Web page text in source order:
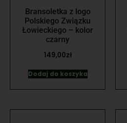
Bransoletka z logo
Polskiego Związku
Łowieckiego – kolor
czarny
149,00zł
Dodaj do koszyka